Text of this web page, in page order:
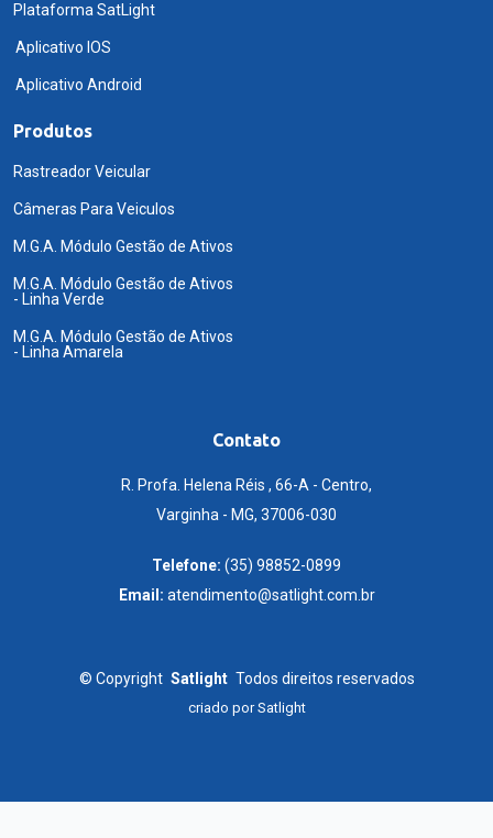
Plataforma SatLight
Aplicativo IOS
Aplicativo Android
Produtos
Rastreador Veicular
Câmeras Para Veiculos
M.G.A. Módulo Gestão de Ativos
M.G.A. Módulo Gestão de Ativos
- Linha Verde
M.G.A. Módulo Gestão de Ativos
- Linha Amarela
Contato
R. Profa. Helena Réis , 66-A - Centro,
Varginha - MG, 37006-030
Telefone: (35) 98852-0899
Email: atendimento@satlight.com.br
© Copyright Satlight Todos direitos reservados
criado porSatlight